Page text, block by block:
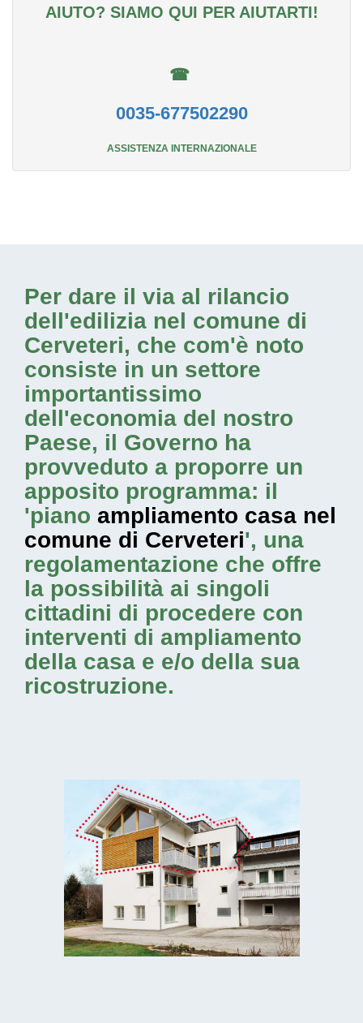
AIUTO? SIAMO QUI PER AIUTARTI!
☎
0035-677502290
ASSISTENZA INTERNAZIONALE
Per dare il via al rilancio
dell'edilizia nel comune di
Cerveteri, che com'è noto
consiste in un settore
importantissimo
dell'economia del nostro
Paese, il Governo ha
provveduto a proporre un
apposito programma: il
'piano ampliamento casa nel
comune di Cerveteri', una
regolamentazione che offre
la possibilità ai singoli
cittadini di procedere con
interventi di ampliamento
della casa e e/o della sua
ricostruzione.